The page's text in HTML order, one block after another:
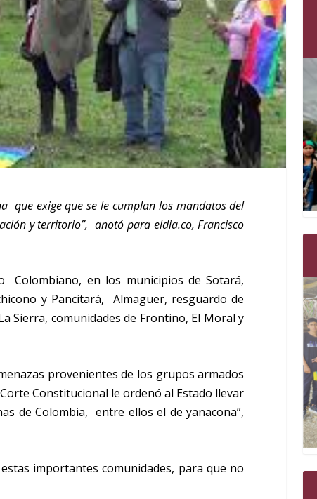
que exige que se le cumplan los mandatos del
y territorio”, anotó para eldia.co, Francisco
Colombiano, en los municipios de Sotará,
y Pancitará, Almaguer, resguardo de
Sierra, comunidades de Frontino, El Moral y
provenientes de los grupos armados
Constitucional le ordenó al Estado llevar
de Colombia, entre ellos el de yanacona”,
importantes comunidades, para que no